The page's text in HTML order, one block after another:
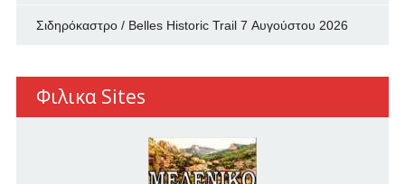
Σιδηρόκαστρο / Belles Historic Trail 7 Αυγούστου 2026
Φιλικα Sites